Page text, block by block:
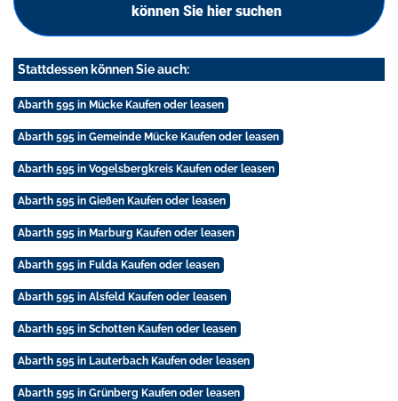
können Sie hier suchen
Stattdessen können Sie auch:
Abarth 595 in Mücke Kaufen oder leasen
Abarth 595 in Gemeinde Mücke Kaufen oder leasen
Abarth 595 in Vogelsbergkreis Kaufen oder leasen
Abarth 595 in Gießen Kaufen oder leasen
Abarth 595 in Marburg Kaufen oder leasen
Abarth 595 in Fulda Kaufen oder leasen
Abarth 595 in Alsfeld Kaufen oder leasen
Abarth 595 in Schotten Kaufen oder leasen
Abarth 595 in Lauterbach Kaufen oder leasen
Abarth 595 in Grünberg Kaufen oder leasen